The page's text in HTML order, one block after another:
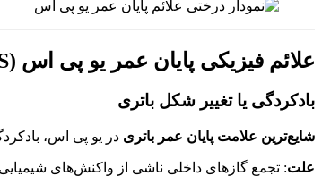
علائم فیزیکی پایان عمر یو پی اس (UPS)
بادکردگی یا تغییر شکل باتری
شایع‌ترین علامت پایان عمر باتری در یو پی اس،
علت: تجمع گازهای داخلی ناشی از واکنش‌های